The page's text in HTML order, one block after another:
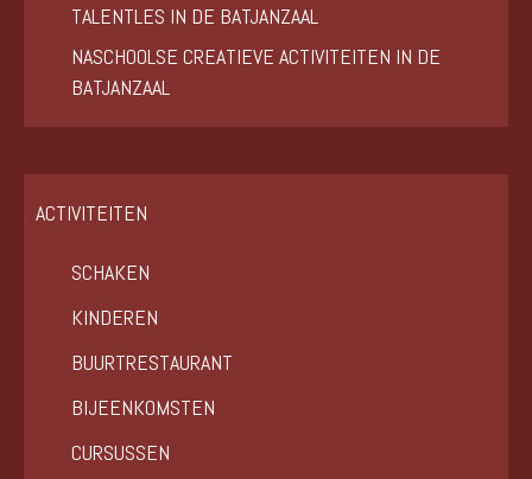
TALENTLES IN DE BATJANZAAL
NASCHOOLSE CREATIEVE ACTIVITEITEN IN DE
BATJANZAAL
ACTIVITEITEN
SCHAKEN
KINDEREN
BUURTRESTAURANT
BIJEENKOMSTEN
CURSUSSEN